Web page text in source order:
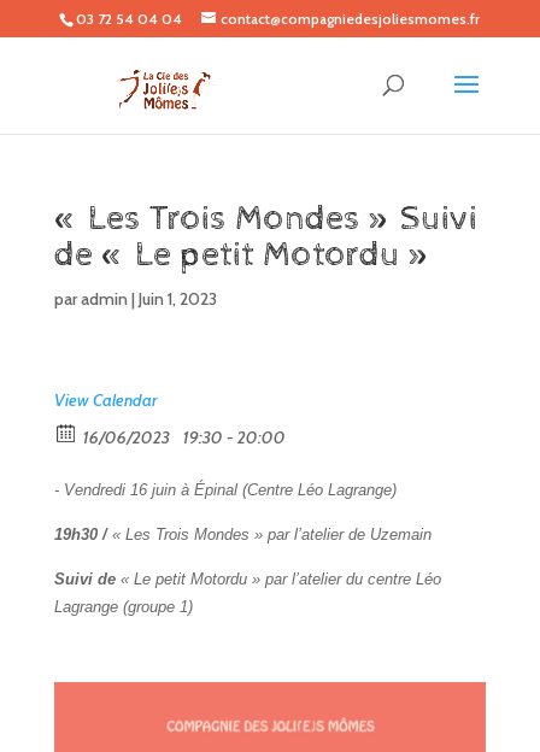
03 72 54 04 04 contact@compagniedesjoliesmomes.fr
« Les Trois Mondes » Suivi
de « Le petit Motordu »
paradmin |Juin 1, 2023
View Calendar
16/06/2023
19:30 - 20:00
- Vendredi 16 juin à Épinal (Centre Léo Lagrange)
19h30 / « Les Trois Mondes » par l’atelier de Uzemain
Suivi de « Le petit Motordu » par l’atelier du centre Léo
Lagrange (groupe 1)